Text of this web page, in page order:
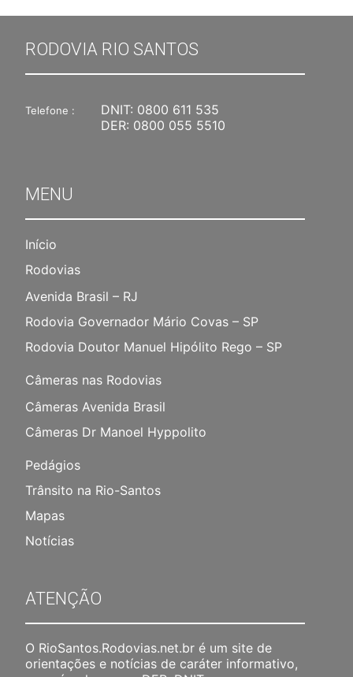
RODOVIA RIO SANTOS
Telefone : DNIT: 0800 611 535
DER: 0800 055 5510
MENU
Início
Rodovias
Avenida Brasil – RJ
Rodovia Governador Mário Covas – SP
Rodovia Doutor Manuel Hipólito Rego – SP
Câmeras nas Rodovias
Câmeras Avenida Brasil
Câmeras Dr Manoel Hyppolito
Pedágios
Trânsito na Rio-Santos
Mapas
Notícias
ATENÇÃO
O RioSantos.Rodovias.net.br é um site de
orientações e notícias de caráter informativo,